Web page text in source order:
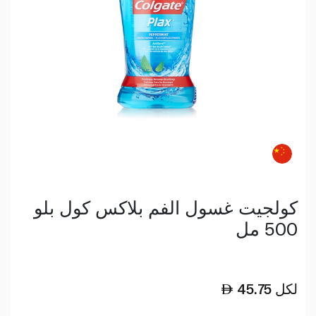
كولجيت غسول الفم بلاكس كول بلو
500 مل
45.75 لكل